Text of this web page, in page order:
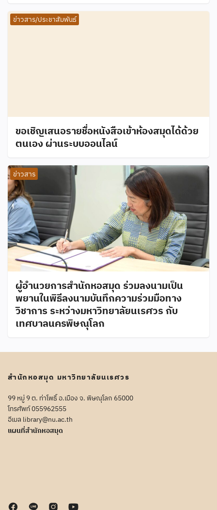
ข่าวสาร/ประชาสัมพันธ์
ขอเชิญเสนอรายชื่อหนังสือเข้าห้องสมุดได้ด้วย
ตนเอง ผ่านระบบออนไลน์
ข่าวสาร
ผู้อำนวยการสำนักหอสมุด ร่วมลงนามเป็น
พยานในพิธีลงนามบันทึกความร่วมมือทาง
วิชาการ ระหว่างมหาวิทยาลัยนเรศวร กับ
เทศบาลนครพิษณุโลก
สำนักหอสมุด มหาวิทยาลัยนเรศวร
99 หมู่ 9 ต. ท่าโพธิ์ อ.เมือง จ. พิษณุโลก 65000
โทรศัพท์ 055962555
อีเมล library@nu.ac.th
แผนที่สำนักหอสมุด